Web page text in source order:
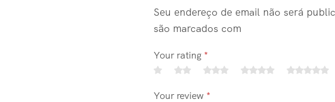
Seu endereço de email não será
são marcados com
Your rating *
Your review *